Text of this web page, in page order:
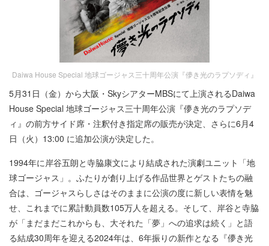
Daiwa House Special 地球ゴージャス三十周年公演『儚き光のラプソディ』
5月31日（金）から大阪・SkyシアターMBSにて上演されるDaiwa
House Special 地球ゴージャス三十周年公演『儚き光のラプソデ
ィ』の前方サイド席・注釈付き指定席の販売が決定、さらに6月4
日（火）13:00 に追加公演が決定した。
1994年に岸谷五朗と寺脇康文により結成された演劇ユニット「地
球ゴージャス」。ふたりが創り上げる作品世界とゲストたちの融
合は、ゴージャスらしさはそのままに公演の度に新しい表情を魅
せ、これまでに累計動員数105万人を超える。そして、岸谷と寺脇
が「まだまだこれからも、大それた「夢」への追求は続く」と語
る結成30周年を迎える2024年は、6年振りの新作となる『儚き光